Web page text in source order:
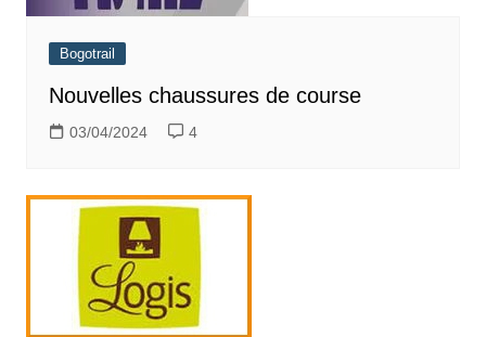
Bogotrail
Nouvelles chaussures de course
03/04/2024 4